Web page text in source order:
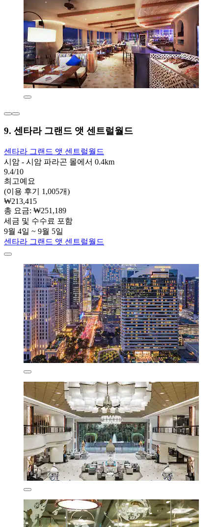
9. 센타라 그랜드 앳 센트럴월드
센타라 그랜드 앳 센트럴월드
시암 - 시암 파라곤 몰에서 0.4km
9.4/10
최고예요
(이용 후기 1,005개)
₩213,415
총 요금: ₩251,189
세금 및 수수료 포함
9월 4일 ~ 9월 5일
센타라 그랜드 앳 센트럴월드